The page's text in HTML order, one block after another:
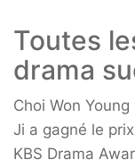
Toutes
drama
Choi Won
Ji a gagné le
KBS Drama